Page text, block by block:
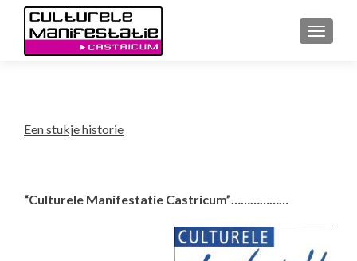
Een stukje historie
“Culturele Manifestatie Castricum”………………